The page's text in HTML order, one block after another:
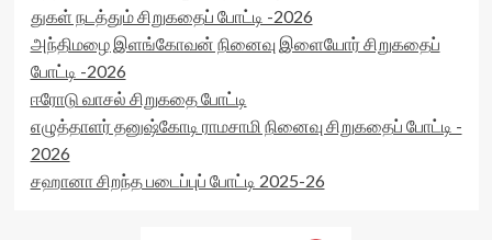
துகள் நடத்தும் சிறுகதைப் போட்டி -2026
அந்திமழை இளங்கோவன் நினைவு இளையோர் சிறுகதைப்
போட்டி -2026
ஈரோடு வாசல் சிறுகதை போட்டி
எழுத்தாளர் தனுஷ்கோடி ராமசாமி நினைவு சிறுகதைப் போட்டி -
2026
சஹானா சிறந்த படைப்புப் போட்டி 2025-26